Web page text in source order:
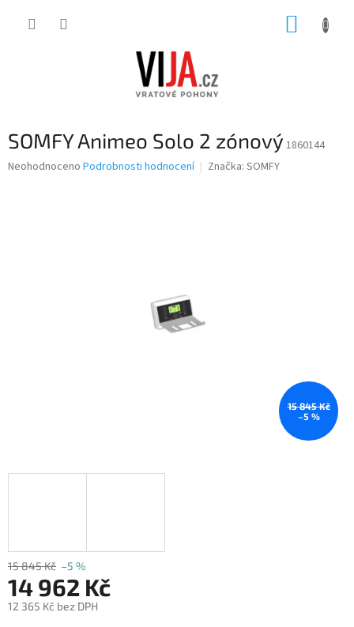
SOMFY Animeo Solo 2 zónový 1860144
Průměrné
Neohodnoceno Podrobnosti hodnocení Značka: SOMFY
15 845 Kč
–5 %
15 845 Kč –5 %
14 962 Kč
12 365 Kč bez DPH